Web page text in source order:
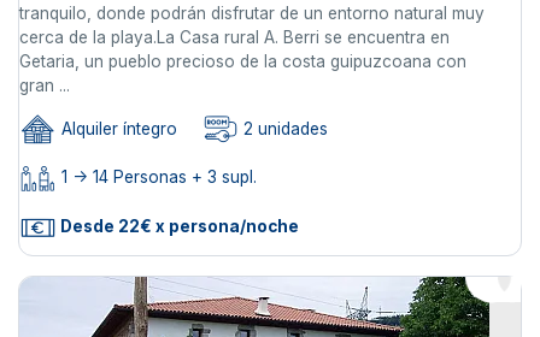
tranquilo, donde podrán disfrutar de un entorno natural muy
cerca de la playa.La Casa rural A. Berri se encuentra en
Getaria, un pueblo precioso de la costa guipuzcoana con
gran ...
Alquiler íntegro 2 unidades
1 -> 14 Personas + 3 supl.
Desde 22€ x persona/noche